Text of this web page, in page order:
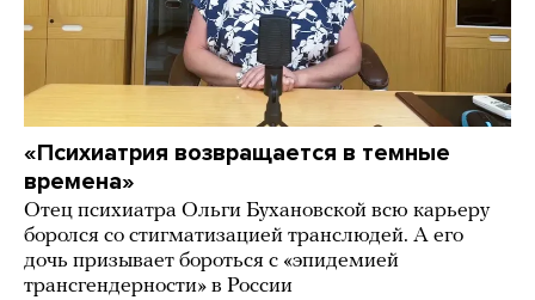
«Психиатрия возвращается в темные
времена»
Отец психиатра Ольги Бухановской всю карьеру
боролся со стигматизацией транслюдей. А его
дочь призывает бороться с «эпидемией
трансгендерности» в России